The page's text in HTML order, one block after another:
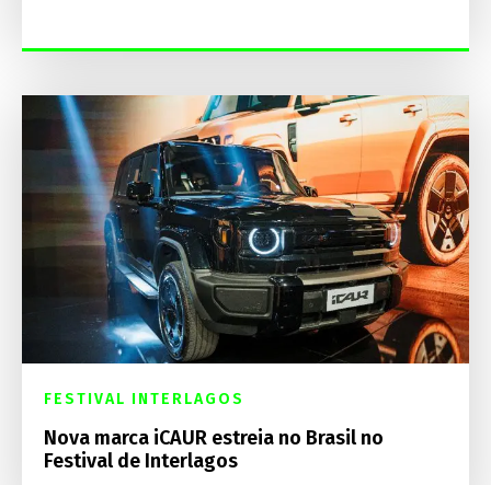
FESTIVAL INTERLAGOS
Nova marca iCAUR estreia no Brasil no
Festival de Interlagos